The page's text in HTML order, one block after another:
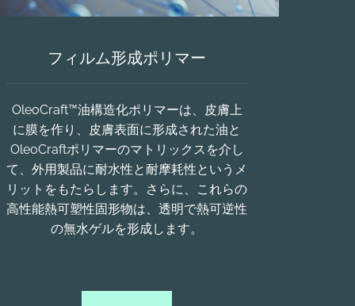
フィルム形成ポリマー
OleoCraft™油構造化ポリマーは、皮膚上
に膜を作り、皮膚表面に形成された油と
OleoCraftポリマーのマトリックスを介し
て、外用製品に耐水性と耐摩耗性というメ
リットをもたらします。さらに、これらの
高性能熱可塑性固形物は、透明で熱可逆性
の無水ゲルを形成します。